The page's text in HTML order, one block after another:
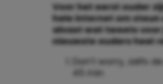
Voor het eerst ouder
hele internet om
alvast wat tweets
nieuwste ouders heel
Don’t worry, zelfs
45 min